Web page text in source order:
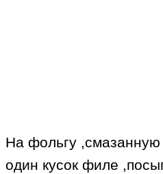
На фольгу
один кусок филе